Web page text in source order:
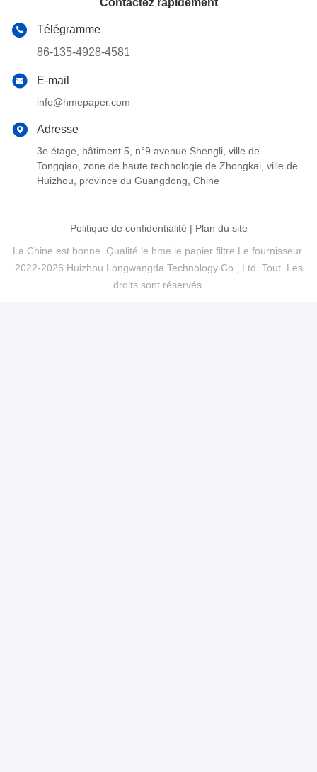
Contactez rapidement
Télégramme
86-135-4928-4581
E-mail
info@hmepaper.com
Adresse
3e étage, bâtiment 5, n°9 avenue Shengli, ville de
Tongqiao, zone de haute technologie de Zhongkai, ville de
Huizhou, province du Guangdong, Chine
Politique de confidentialité | Plan du site
La Chine est bonne. Qualité le hme le papier filtre Le fournisseur.
2022-2026 Huizhou Longwangda Technology Co., Ltd. Tout. Les
droits sont réservés.